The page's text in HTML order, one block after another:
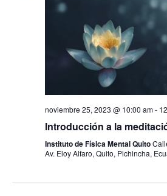
noviembre 25, 2023 @ 10:00 am-
Introducción a la
Instituto de Física Mental Quito
Av. Eloy Alfaro, Quito, Pichincha,